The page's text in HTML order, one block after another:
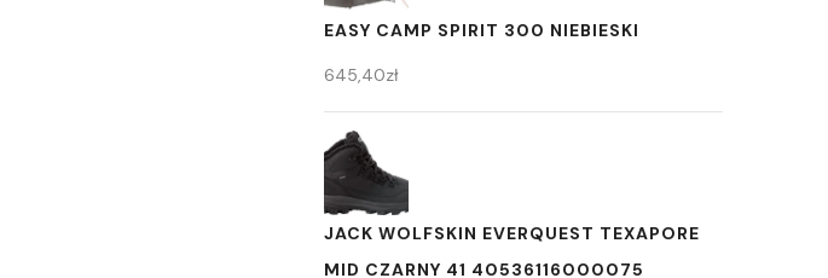
EASY CAMP SPIRIT 300 NIEBIESKI
645,40zł
JACK WOLFSKIN EVERQUEST TEXAPORE
MID CZARNY 41 40536116000075